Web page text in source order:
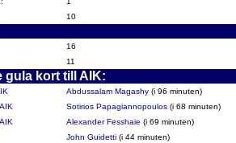
10
16
11
gula kort till AIK:
Abdussalam Magashy (i 96 minuten)
Sotirios Papagiannopoulos (i 68 minuten)
Alexander Fesshaie (i 69 minuten)
John Guidetti (i 44 minuten)